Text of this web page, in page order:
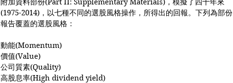
附加資料部份(Part II: Supplementary Materials)，模擬了四十年來
(1975-2014)，以七種不同的選股風格操作，所得出的回報。下列為部份
報告覆蓋的選股風格：
動能(Momentum)
價值(Value)
公司質素(Quality)
高股息率(High dividend yield)